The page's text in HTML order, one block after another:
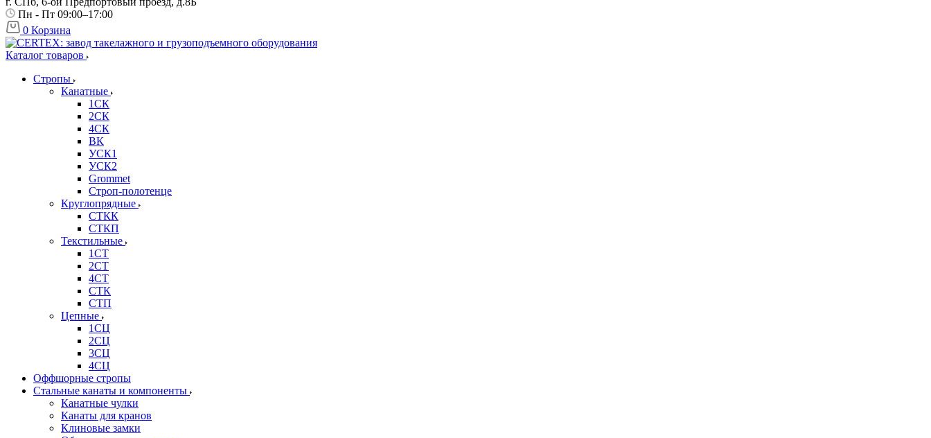
Пн - Пт 09:00–17:00
0 Корзина
Каталог товаров
Стропы
Канатные
1СК
2СК
4СК
ВК
УСК1
УСК2
Grommet
Строп-полотенце
Круглопрядные
СТКК
СТКП
Текстильные
1СТ
2СТ
4СТ
СТК
СТП
Цепные
1СЦ
2СЦ
3СЦ
4СЦ
Оффшорные стропы
Стальные канаты и компоненты
Канатные чулки
Канаты для кранов
Клиновые замки